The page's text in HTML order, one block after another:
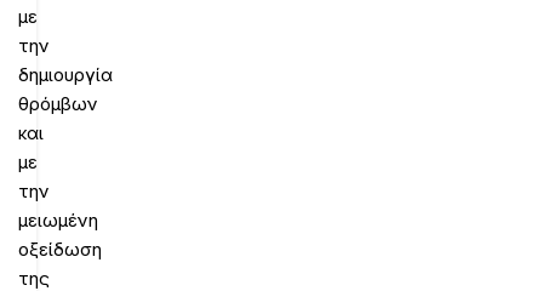
με
την
δημιουργία
θρόμβων
και
με
την
μειωμένη
οξείδωση
της